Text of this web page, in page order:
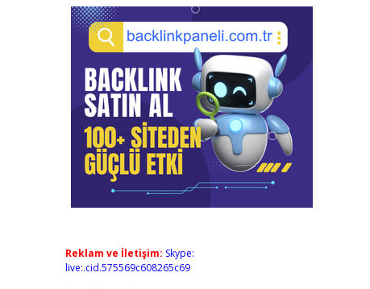
Reklam ve İletişim: Skype:
live:.cid.575569c608265c69